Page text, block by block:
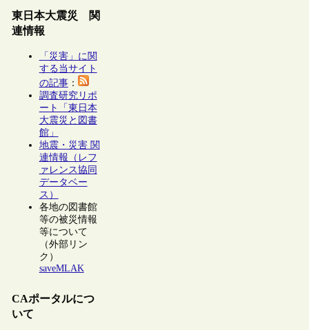
東日本大震災 関
連情報
「災害」に関
する当サイト
の記事：
調査研究リポ
ート「東日本
大震災と図書
館」
地震・災害 関
連情報（レフ
ァレンス協同
データベー
ス）
各地の図書館
等の被災情報
等について
（外部リン
ク）
saveMLAK
CAポータルにつ
いて